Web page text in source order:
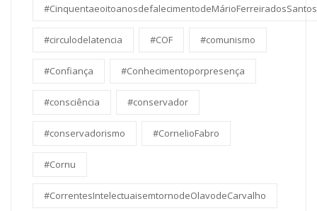
#CinquentaeoitoanosdefalecimentodeMárioFerreiradosSantos
#circulodelatencia #COF #comunismo
#Confiança #Conhecimentoporpresença
#consciência #conservador
#conservadorismo #CornelioFabro
#Cornu
#CorrentesIntelectuaisemtornodeOlavodeCarvalho